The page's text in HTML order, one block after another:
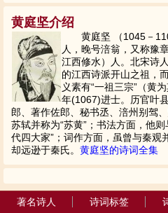
黄庭坚介绍
黄庭坚 （1045－
人，晚号涪翁，又称豫
江西修水）人。北宋诗
的江西诗派开山之祖，
义素有“一祖三宗”（黄
年(1067)进士。历官叶
郎、著作佐郎、秘书丞、涪州别驾
苏轼并称为“苏黄”；书法方面，他
代四大家”；词作方面，虽曾与秦观
却远逊于秦氏。 黄庭坚的诗词全集
著名诗人 诗词标签